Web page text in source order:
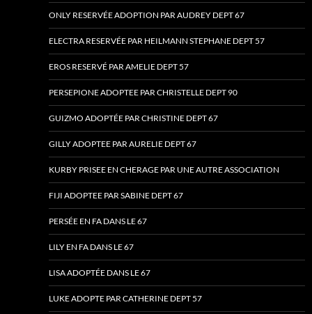
ONLY RESERVÉE ADOPTION PAR AUDREY DEPT 67
ELECTRA RESERVÉE PAR HEILMANN STEPHANE DEPT 57
EROS RESERVÉ PAR AMELIE DEPT 57
PERSEPIONE ADOPTEE PAR CHRISTELLE DEPT 90
GUIZMO ADOPTÉE PAR CHRISTINE DEPT 67
GILLY ADOPTEE PAR AURELIE DEPT 67
KURBY PRISEE EN CHERAGE PAR UNE AUTRE ASSOCIATION
FIJI ADOPTEE PAR SABINE DEPT 67
PERSÉE EN FA DANS LE 67
LILY EN FA DANS LE 67
LISA ADOPTÉE DANS LE 67
LUKE ADOPTE PAR CATHERINE DEPT 57